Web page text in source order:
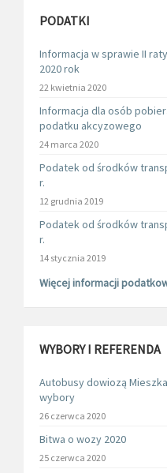
PODATKI
Informacja w sprawie II
2020 rok
22 kwietnia 2020
Informacja dla osób
podatku akcyzowego
24 marca 2020
Podatek od środków
r.
12 grudnia 2019
Podatek od środków
r.
14 stycznia 2019
Więcej informacji
WYBORY I REFERENDA
Autobusy dowiozą
wybory
26 czerwca 2020
Bitwa o wozy 2020
25 czerwca 2020